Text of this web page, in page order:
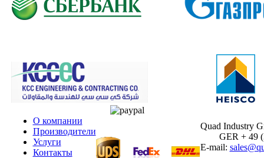
О компании
Производители
Услуги
Контакты
Quad Industry
GER + 49
E-mail: